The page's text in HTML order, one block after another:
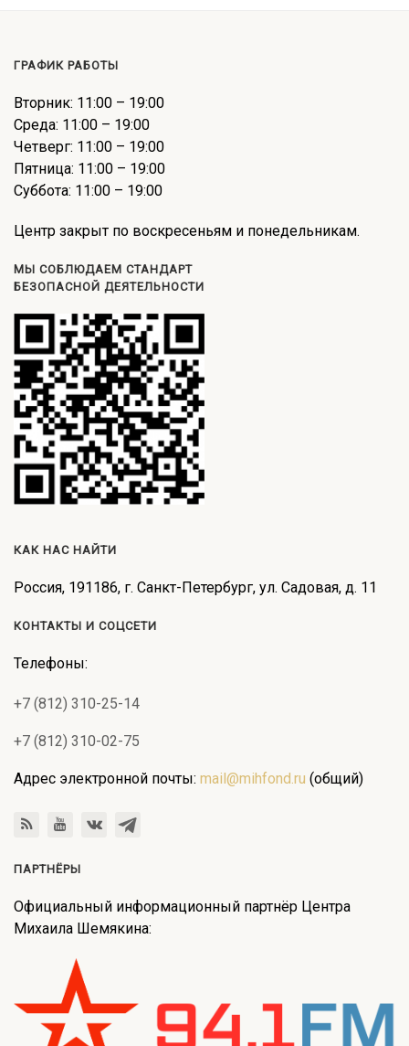
ГРАФИК РАБОТЫ
Вторник: 11:00 – 19:00
Среда: 11:00 – 19:00
Четверг: 11:00 – 19:00
Пятница: 11:00 – 19:00
Суббота: 11:00 – 19:00
Центр закрыт по воскресеньям и понедельникам.
МЫ СОБЛЮДАЕМ СТАНДАРТ
БЕЗОПАСНОЙ ДЕЯТЕЛЬНОСТИ
КАК НАС НАЙТИ
Россия, 191186, г. Санкт-Петербург, ул. Садовая, д. 11
КОНТАКТЫ И СОЦСЕТИ
Телефоны:
+7 (812) 310-25-14
+7 (812) 310-02-75
Адрес электронной почты: mail@mihfond.ru (общий)
ПАРТНЁРЫ
Официальный информационный партнёр Центра
Михаила Шемякина: